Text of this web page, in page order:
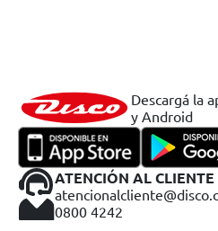
Descargá la
y Android
ATENCIÓN AL CLIENTE
0800 4242